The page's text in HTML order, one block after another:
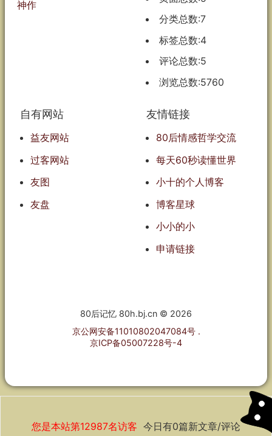
神作
分类总数:7
标签总数:4
评论总数:5
浏览总数:5760
自有网站
益友网站
过客网站
友图
友盘
友情链接
80后情感哲学交流
每天60秒读懂世界
小十的个人博客
博客星球
小小的小
申请链接
80后记忆 80h.bj.cn © 2026
京公网安备11010802047084号 .
京ICP备05007228号-4
您是本站第12987名访客 今日有0篇新文章/评论